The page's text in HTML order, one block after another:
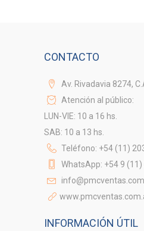
CONTACTO
Av. Rivadavia 8274,
Atención al público:
LUN-VIE: 10 a 16 hs.
SAB: 10 a 13 hs.
Teléfono: +54 (11)
WhatsApp: +54 9
INFORMACIÓN ÚTIL